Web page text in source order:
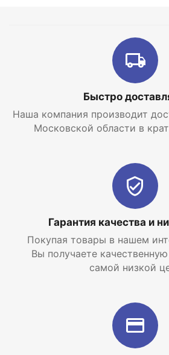
Быстро
Наша компания производит
Московской области в
Гарантия качества и
Покупая товары в нашем
Вы получаете
самой низкой